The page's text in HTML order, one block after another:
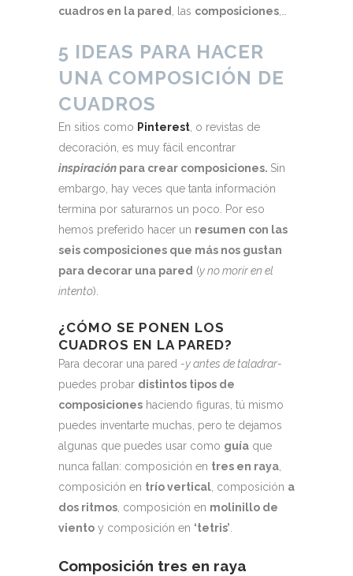
cuadros en la pared
, las composiciones
5 IDEAS PARA HACER
UNA COMPOSICIÓN DE
CUADROS
En sitios como Pinterest , o revistas de
decoración, es muy fácil encontrar
inspiración para crear composiciones. Sin
embargo, hay veces que tanta información
termina por saturarnos un poco. Por eso
hemos preferido hacer un resumen con las
seis composiciones que más nos gustan
para decorar una pared (y no morir en el
intento).
¿CÓMO SE PONEN LOS
CUADROS EN LA PARED?
Para decorar una pared -y antes de taladrar-
puedes probar distintos tipos de
composiciones haciendo figuras, tú mismo
puedes inventarte muchas, pero te dejamos
algunas que puedes usar como guía que
nunca fallan: composición en tres en raya
composición en trío vertical , composición a
dos ritmos , composición en molinillo de
viento y composición en ‘tetris’
Composición tres en raya